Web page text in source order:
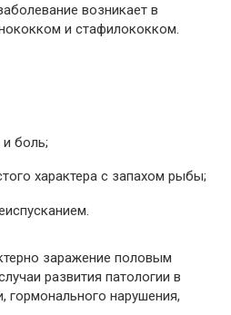
возникает в
и стафилококком.
боль;
характера с запахом рыбы;
заражение половым
развития патологии в
гормонального нарушения,